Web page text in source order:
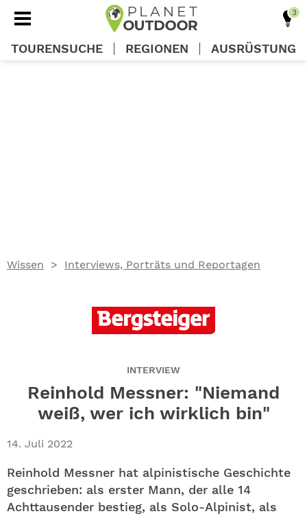
Wissen Interviews, Porträts und Reportagen
INTERVIEW
Reinhold Messner: "Niemand
weiß, wer ich wirklich bin"
14. Juli 2022
Reinhold Messner hat alpinistische Geschichte
geschrieben: als erster Mann, der alle 14
Achttausender bestieg, als Solo-Alpinist, als
TOURENSUCHE REGIONEN AUSRÜSTUNG
NEWSLETTER
ALLE THEMEN